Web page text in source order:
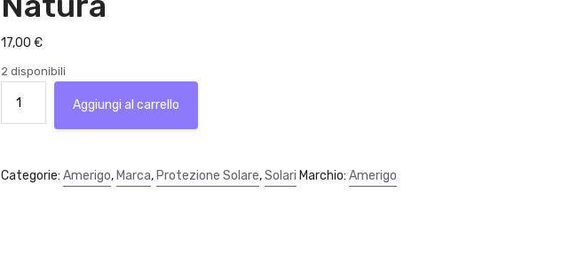
17,00€
2 disponibili
Solare
Protezione
Spf
Aggiungi al carrello
Categorie:Amerigo, Marca, Protezione Solare,Solari Marchio:Amerigo